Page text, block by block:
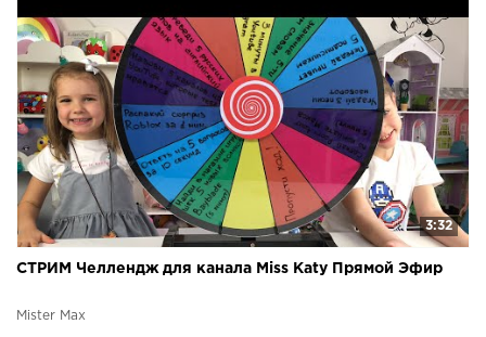
3:32
СТРИМ Челлендж для канала Miss Katy Прямой Эфир
Mister Max